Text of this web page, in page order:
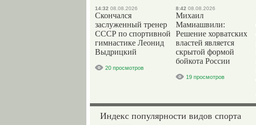
14:32 08.08.2026
Скончался
заслуженный тренер
СССР по спортивной
гимнастике Леонид
Выдрицкий
20 просмотров
8:42 08.08.2026
Михаил
Мамиашвили:
Решение хорватских
властей является
скрытой формой
бойкота России
19 просмотров
Индекс популярности видов спорта